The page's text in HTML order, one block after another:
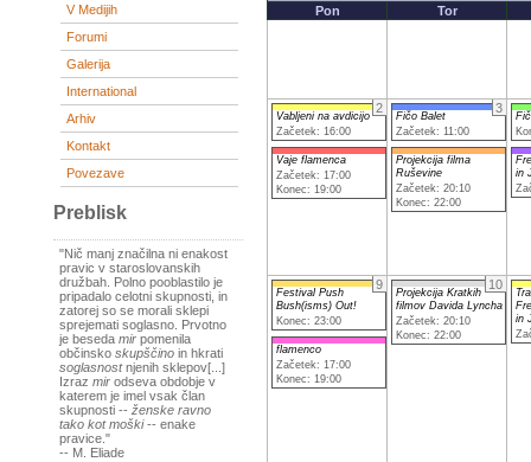
V Medijih
Forumi
Galerija
International
Arhiv
Kontakt
Povezave
Preblisk
"Nič manj značilna ni enakost
pravic v staroslovanskih
družbah. Polno pooblastilo je
pripadalo celotni skupnosti, in
zatorej so se morali sklepi
sprejemati soglasno. Prvotno
je beseda mir pomenila
občinsko skupščino in hkrati
soglasnostnjenih sklepov[...]
Izraz mir odseva obdobje v
katerem je imel vsak član
skupnosti -- ženske ravno
tako kot moški-- enake
pravice."
-- M. Eliade
Pon Tor
2
Vabljeni na avdicijo
Začetek: 16:00
Vaje flamenca
Začetek: 17:00
Konec: 19:00
3
Fičo Balet
Začetek: 11:00
Projekcija filma
Ruševine
Začetek: 20:10
Konec: 22:00
in
9
Festival Push
Bush(isms) Out!
Konec: 23:00
flamenco
Začetek: 17:00
Konec: 19:00
10
Projekcija Kratkih
filmov Davida Lyncha
Začetek: 20:10
Konec: 22:00
in